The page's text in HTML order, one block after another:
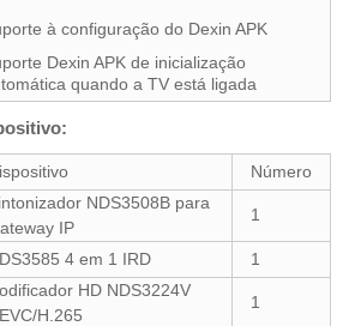
à configuração do Dexin APK
Dexin APK de inicialização
quando a TV está ligada
Número
NDS3508B para
IP
1
4 em 1 IRD
1
HD NDS3224V
H.265
1